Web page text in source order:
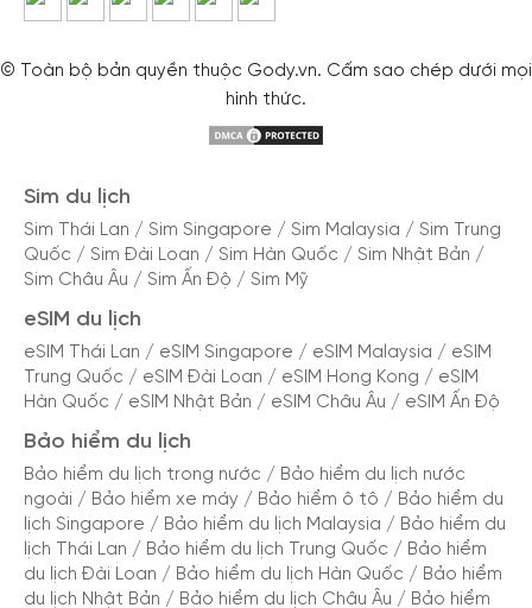
Tiết kiệm: Giá rẻ, tránh cước phí chuyển vùng.
Trải nghiệm trọn vẹn: Kết nối internet tốc độ cao.
Luôn cập nhật thông tin. Chia sẻ khoảnh khắc
Lựa chọn eSIM du lịch Niger để tận hưởng hành
trình khám phá trọn vẹn và tiết kiệm!
Nhà mạng cung cấp eSIM du lịch ở Niger
Niger là một quốc gia ở Tây Phi, vì thế cơ sở hạ
tầng viễn thông ở đây chưa phát triển so với các
nước trong khu vực. Hiện tại, có duy nhất nhà Airtel
khai thác dịch vụ viễn thông, và cung cấp eSIM du
lịch tại Niger.
Airtel là một trong những nhà cung cấp dịch vụ
viễn thông hàng đầu tại Niger, cung cấp giải pháp
© Toàn bộ bản quyền thuộc Gody.vn. Cấm sao chép dưới mọi
hình thức.
Sim du lịch
Sim Thái Lan / Sim Singapore / Sim Malaysia / Sim Trung
Quốc / Sim Đài Loan / Sim Hàn Quốc / Sim Nhật Bản /
Sim Châu Âu / Sim Ấn Độ / Sim Mỹ
eSIM du lịch
eSIM Thái Lan / eSIM Singapore / eSIM Malaysia / eSIM
Trung Quốc / eSIM Đài Loan / eSIM Hong Kong / eSIM
Hàn Quốc / eSIM Nhật Bản / eSIM Châu Âu / eSIM Ấn Độ
Bảo hiểm du lịch
Bảo hiểm du lịch trong nước / Bảo hiểm du lịch nước
ngoài / Bảo hiểm xe máy / Bảo hiểm ô tô / Bảo hiểm du
lịch Singapore / Bảo hiểm du lịch Malaysia / Bảo hiểm du
lịch Thái Lan / Bảo hiểm du lịch Trung Quốc / Bảo hiểm
du lịch Đài Loan / Bảo hiểm du lịch Hàn Quốc / Bảo hiểm
du lịch Nhật Bản / Bảo hiểm du lịch Châu Âu / Bảo hiểm